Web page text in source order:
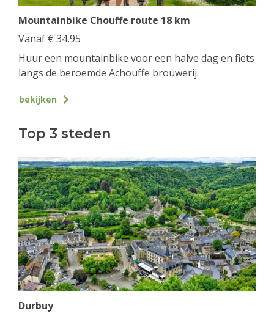
Mountainbike Chouffe route 18 km
Vanaf € 34,95
Huur een mountainbike voor een halve dag en fiets
langs de beroemde Achouffe brouwerij.
bekijken
Top 3 steden
Durbuy